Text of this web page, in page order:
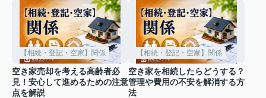
【相続・登記・空家】関係
空き家売却を考える高齢者必
見！安心して進めるための注意
点を解説
【相続・登記・空家】関係
空き家を相続したらどうする？
管理や費用の不安を解消する方
法